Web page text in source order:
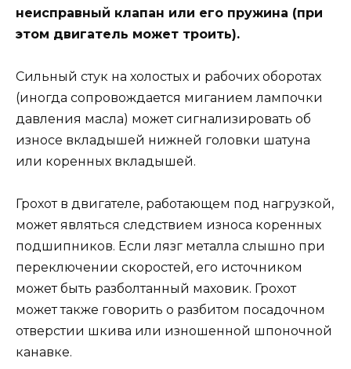
неисправный клапан или его пружина (при
этом двигатель может троить).
Сильный стук на холостых и рабочих оборотах
(иногда сопровождается миганием лампочки
давления масла) может сигнализировать об
износе вкладышей нижней головки шатуна
или коренных вкладышей.
Грохот в двигателе, работающем под нагрузкой,
может являться следствием износа коренных
подшипников. Если лязг металла слышно при
переключении скоростей, его источником
может быть разболтанный маховик. Грохот
может также говорить о разбитом посадочном
отверстии шкива или изношенной шпоночной
канавке.